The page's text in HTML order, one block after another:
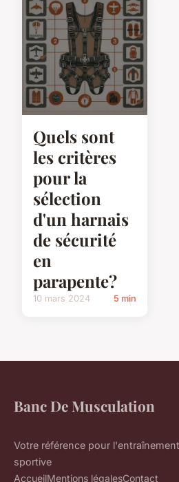
Quels sont
les critères
pour la
sélection
d'un harnais
de sécurité
en
parapente?
10 mars 2024 5 min
Banc De Musculation
Votre référence pour
sportive
AccueilMentions légalesContact